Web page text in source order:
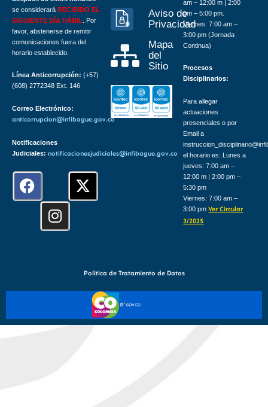
se considerará RECIBIDO EL
SIGUIENTE DÍA HÁBIL . Por
favor, abstenerse de remitir
comunicaciones fuera del
horario establecido.
Línea Anticorrupción: (+57)
(608) 2772348 Ext. 146
Correo Electrónico:
anticorrupcion@infibague.gov.co
Notificaciones
Judiciales: notificacionesjudiciales@infibague.gov.co
F
a
X
-
t
s
t
Aviso de
Privacidad
Mapa
del
Sitio
am – 12:00 m | 2:00
pm – 5:00 pm.
Viernes: 7:00 am –
3:00 pm (Jornada
Continua)
Procesos
Disciplinarios:
Para allegar
actuaciones
presenciales o por
Email a
el horario es: Lunes a
jueves: 7:00 am –
12:00 m | 2:00 pm –
5:30 pm
Viernes: 7:00 am –
3:00 pmVer Circular
3/2025
Politica de Tratamiento de Datos